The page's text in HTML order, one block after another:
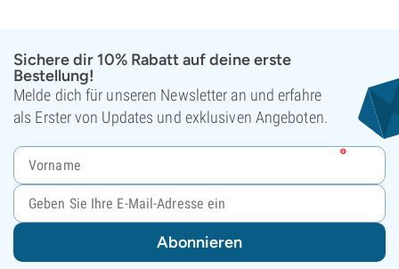
Sichere dir 10% Rabatt auf deine erste
Bestellung!
Melde dich für unseren Newsletter an und erfahre
als Erster von Updates und exklusiven Angeboten.
Abonnieren